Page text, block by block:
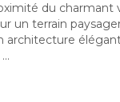
du charmant
un terrain
architecture